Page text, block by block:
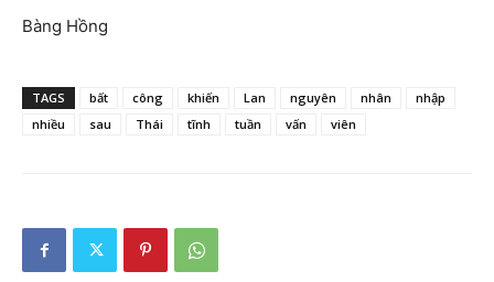
Bàng Hồng
TAGS bất công khiến Lan nguyên nhân
nhập
nhiều
sau Thái tĩnh tuần vấn viên